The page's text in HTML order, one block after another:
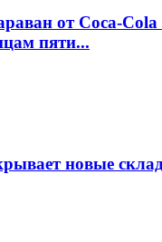
от Coca-Cola
пяти...
новые